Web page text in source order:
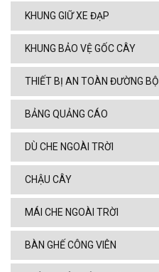
KHUNG GIỮ XE ĐẠP
KHUNG BẢO VỆ GỐC CÂY
THIẾT BỊ AN TOÀN ĐƯỜNG BỘ
BẢNG QUẢNG CÁO
DÙ CHE NGOÀI TRỜI
CHẬU CÂY
MÁI CHE NGOÀI TRỜI
BÀN GHẾ CÔNG VIÊN